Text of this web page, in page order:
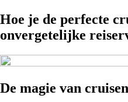
Hoe je de perfecte
onvergetelijke
De magie van cruisen